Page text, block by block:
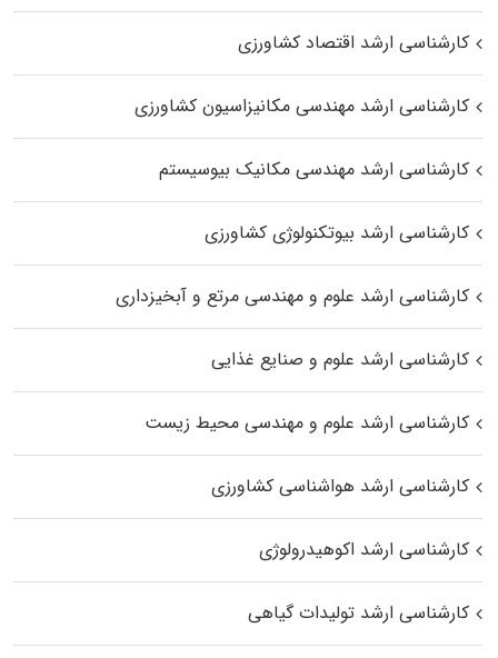
کارشناسی ارشد اقتصاد کشاورزی
کارشناسی ارشد مهندسی مکانیزاسیون کشاورزی
کارشناسی ارشد مهندسی مکانیک بیوسیستم
کارشناسی ارشد بیوتکنولوژی کشاورزی
کارشناسی ارشد علوم و مهندسی مرتع و آبخیزداری
کارشناسی ارشد علوم و صنایع غذایی
کارشناسی ارشد علوم و مهندسی محیط زیست
کارشناسی ارشد هواشناسی کشاورزی
کارشناسی ارشد اکوهیدرولوژی
کارشناسی ارشد تولیدات گیاهی